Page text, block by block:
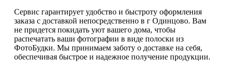
Сервис гарантирует удобство и быстроту оформления
заказа с доставкой непосредственно в г Одинцово. Вам
не придется покидать уют вашего дома, чтобы
распечатать ваши фотографии в виде полоски из
ФотоБудки. Мы принимаем заботу о доставке на себя,
обеспечивая быстрое и надежное получение продукции.